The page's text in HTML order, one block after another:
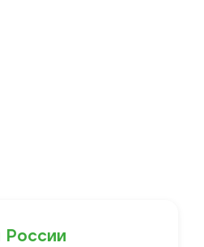
России